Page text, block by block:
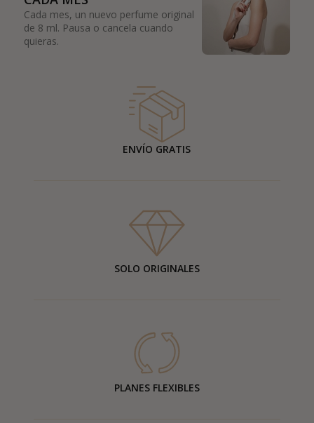
Cada mes, un nuevo perfume original
de 8 ml. Pausa o cancela cuando
quieras.
ENVÍO GRATIS
SOLO ORIGINALES
PLANES FLEXIBLES